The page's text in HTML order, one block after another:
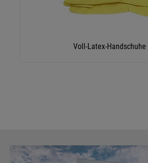
Voll-Latex-Handschuhe